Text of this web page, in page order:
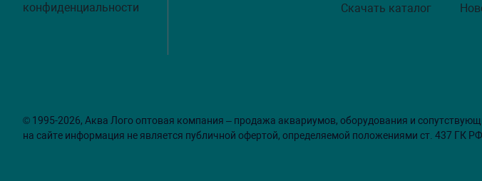
конфиденциальности
Скачать каталог
© 1995-2026, Аква Лого оптовая компания – продажа аквариумов, оборудования и
на сайте информация не является публичной офертой, определяемой положениями ст. 437 ГК РФ